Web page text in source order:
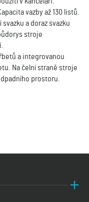
vazby až 130 listů.
a doraz svazku
stroje
a integrovanou
Na čelní straně stroje
prostoru.